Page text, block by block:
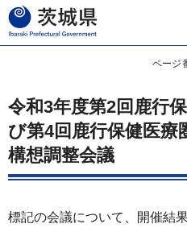
茨城県
ページ
令和3年度第2回鹿行
び第4回鹿行保健医
構想調整会議
標記の会議について、開催結